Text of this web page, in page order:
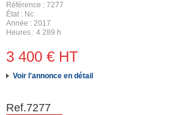
Référence
7277
État
Nc
Année
2017
Heures
4 289 h
3 400 € HT
Voir l'annonce en détail
Ref.7277